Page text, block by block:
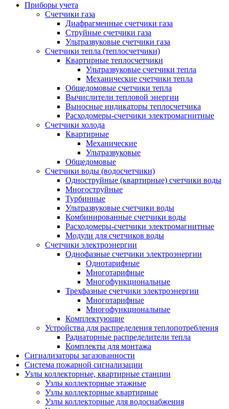
Приборы учета
Счетчики газа
Диафрагменные счетчики газа
Струйные счетчики газа
Ультразвуковые счетчики газа
Счетчики тепла (теплосчетчики)
Квартирные теплосчетчики
Ультразвуковые счетчики тепла
Механические счетчики тепла
Общедомовые счетчики тепла
Вычислители тепловой энергии
Выносные индикаторы теплосчетчика
Расходомеры-счетчики электромагнитные
Счетчики холода
Квартирные
Механические
Ультразвуковые
Общедомовые
Счетчики воды (водосчетчики)
Одноструйные (квартирные) счетчики воды
Многоструйные
Турбинные
Ультразвуковые счетчики воды
Комбинированные счетчики воды
Расходомеры-счетчики электромагнитные
Модули для счетчиков воды
Счетчики электроэнергии
Однофазные счетчики электроэнергии
Однотарифные
Многотарифные
Многофункциональные
Трехфазные счетчики электроэнергии
Многотарифные
Многофункциональные
Комплектующие
Устройства для распределения теплопотребления
Радиаторные распределители тепла
Комплекты для монтажа
Сигнализаторы загазованности
Система пожарной сигнализации
Узлы коллекторные, квартирные станции
Узлы коллекторные этажные
Узлы коллекторные квартирные
Узлы коллекторные для водоснабжения